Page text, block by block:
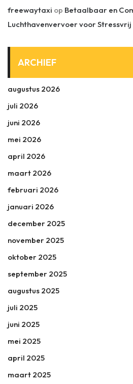
freewaytaxi op Betaalbaar en
Luchthavenvervoer voor Stressvrij
ARCHIEF
augustus 2026
juli 2026
juni 2026
mei 2026
april 2026
maart 2026
februari 2026
januari 2026
december 2025
november 2025
oktober 2025
september 2025
augustus 2025
juli 2025
juni 2025
mei 2025
april 2025
maart 2025